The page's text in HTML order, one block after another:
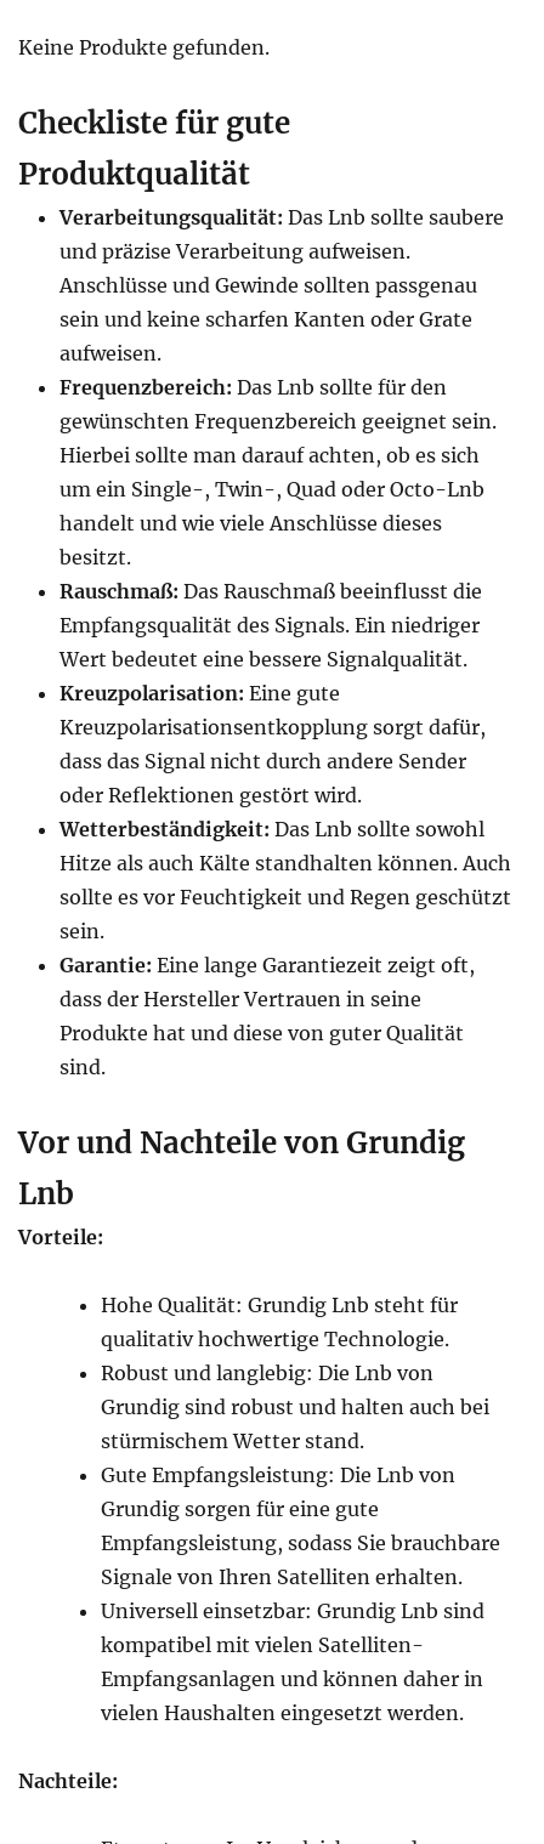
Keine Produkte gefunden.
Checkliste für gute
Produktqualität
Verarbeitungsqualität: Das Lnb sollte saubere
und präzise Verarbeitung aufweisen.
Anschlüsse und Gewinde sollten passgenau
sein und keine scharfen Kanten oder Grate
aufweisen.
Frequenzbereich: Das Lnb sollte für den
gewünschten Frequenzbereich geeignet sein.
Hierbei sollte man darauf achten, ob es sich
um ein Single-, Twin-, Quad oder Octo-Lnb
handelt und wie viele Anschlüsse dieses
besitzt.
Rauschmaß: Das Rauschmaß beeinflusst die
Empfangsqualität des Signals. Ein niedriger
Wert bedeutet eine bessere Signalqualität.
Kreuzpolarisation: Eine gute
Kreuzpolarisationsentkopplung sorgt dafür,
dass das Signal nicht durch andere Sender
oder Reflektionen gestört wird.
Wetterbeständigkeit: Das Lnb sollte sowohl
Hitze als auch Kälte standhalten können. Auch
sollte es vor Feuchtigkeit und Regen geschützt
sein.
Garantie: Eine lange Garantiezeit zeigt oft,
dass der Hersteller Vertrauen in seine
Produkte hat und diese von guter Qualität
sind.
Vor und Nachteile von Grundig
Lnb
Vorteile:
Hohe Qualität: Grundig Lnb steht für
qualitativ hochwertige Technologie.
Robust und langlebig: Die Lnb von
Grundig sind robust und halten auch bei
stürmischem Wetter stand.
Gute Empfangsleistung: Die Lnb von
Grundig sorgen für eine gute
Empfangsleistung, sodass Sie brauchbare
Signale von Ihren Satelliten erhalten.
Universell einsetzbar: Grundig Lnb sind
kompatibel mit vielen Satelliten-
Empfangsanlagen und können daher in
vielen Haushalten eingesetzt werden.
Nachteile: